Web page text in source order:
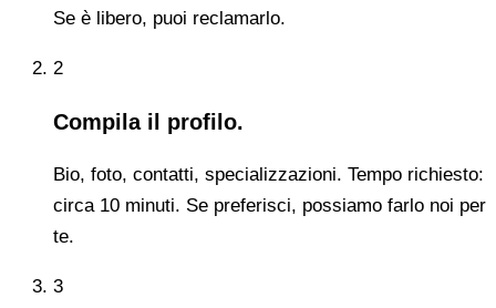
Se è libero, puoi reclamarlo.
2
Compila il profilo.
Bio, foto, contatti, specializzazioni. Tempo richiesto:
circa 10 minuti. Se preferisci, possiamo farlo noi per
te.
3